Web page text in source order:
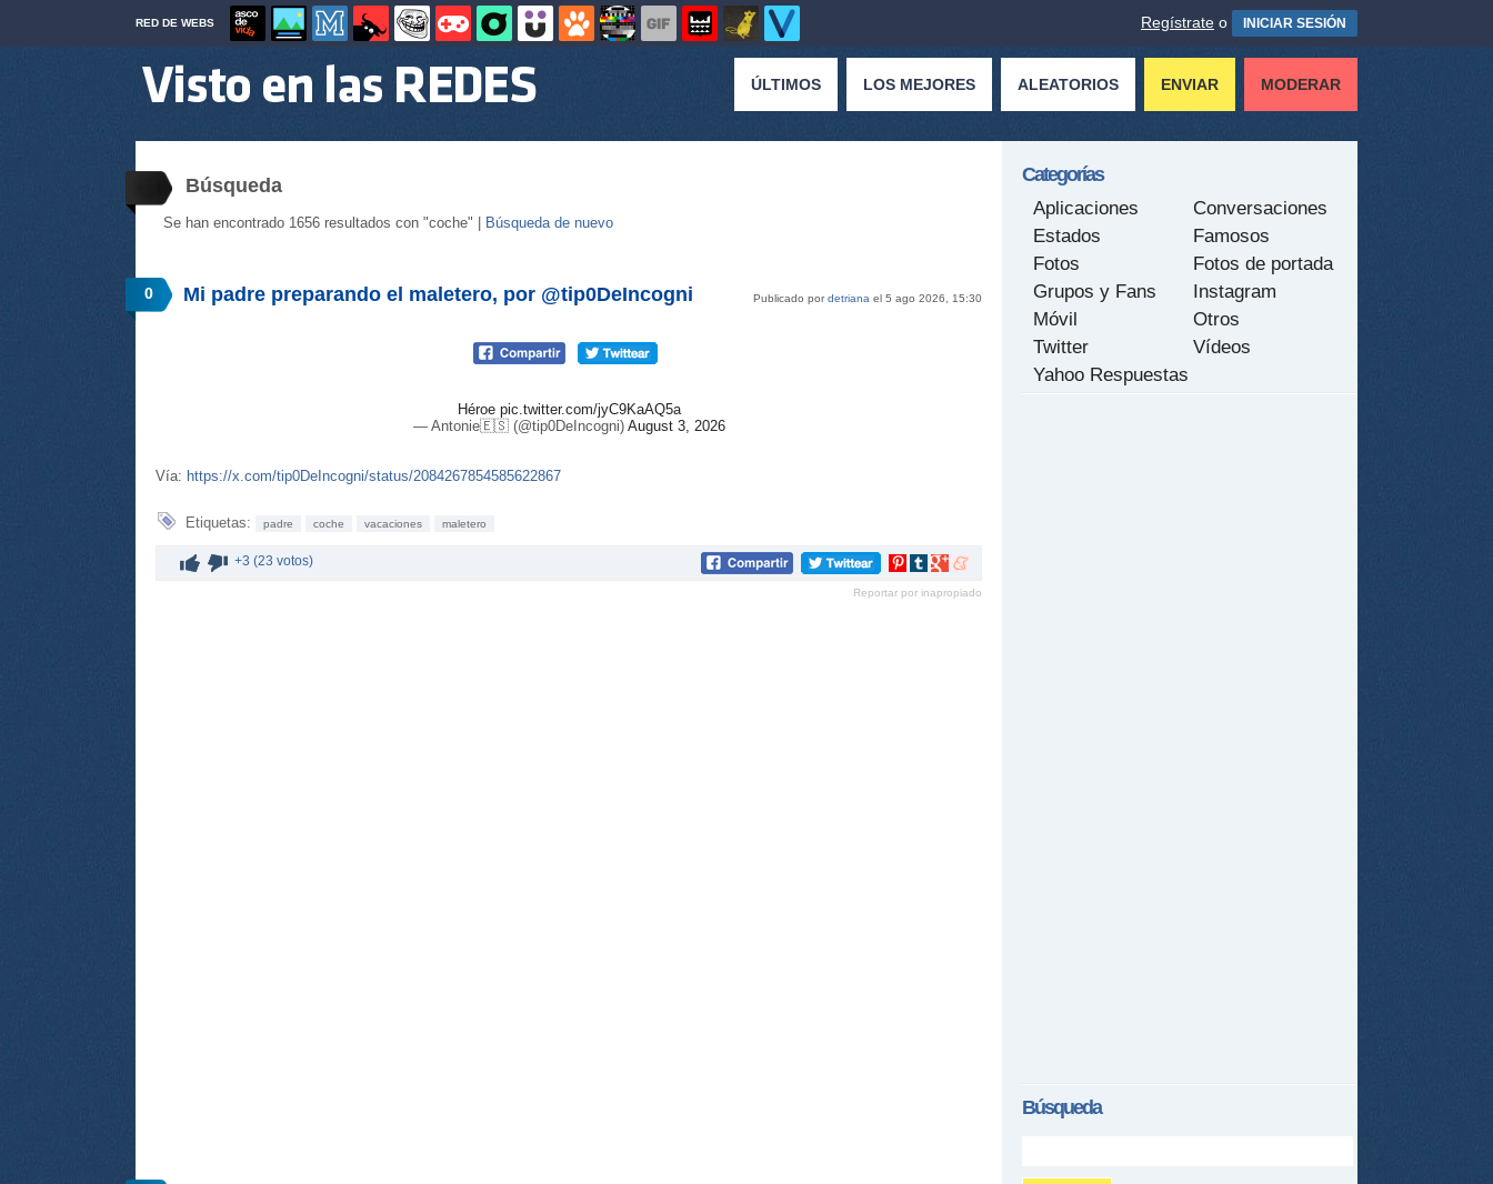
RED DE WEBS Regístrate o INICIAR SESIÓN
ÚLTIMOS LOS MEJORES ALEATORIOS ENVIAR MODERAR
Búsqueda
Se han encontrado 1656 resultados con "coche" | Búsqueda de nuevo
0 Publicado pordetriana el 5 ago 2026, 15:30
Mi padre preparando el maletero, por @tip0DeIncogni
Héroe pic.twitter.com/jyC9KaAQ5a
— Antonie🇪🇸 (@tip0DeIncogni) August 3, 2026
Vía: https://x.com/tip0DeIncogni/status/2084267854585622867
Etiquetas: padre coche vacaciones maletero
+3 (23 votos)
Compartir
Pinterest
Compartir
tumblr
Compartir
Google+
Compartir
meneame
Reportar por inapropiado
Categorías
Aplicaciones
Conversaciones
Estados
Famosos
Fotos
Fotos de portada
Grupos y Fans
Instagram
Móvil
Otros
Twitter
Vídeos
Yahoo Respuestas
Búsqueda